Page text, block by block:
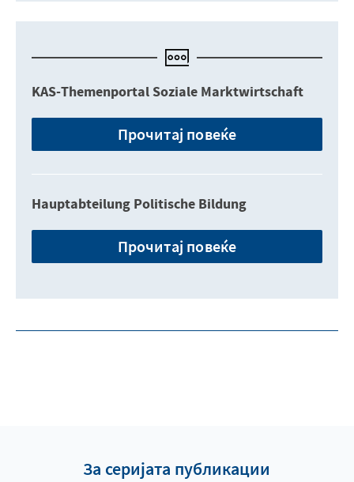
KAS-Themenportal Soziale Marktwirtschaft
Прочитај повеќе
Hauptabteilung Politische Bildung
Прочитај повеќе
За серијата публикации